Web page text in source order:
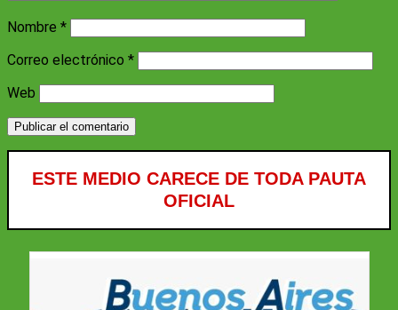
Nombre *
Correo electrónico *
Web
ESTE MEDIO CARECE DE TODA PAUTA
OFICIAL